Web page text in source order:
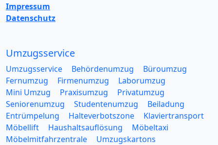
Impressum
Datenschutz
Umzugsservice
Umzugsservice Behördenumzug
Büroumzug
Fernumzug
Firmenumzug
Laborumzug
Mini Umzug
Praxisumzug
Privatumzug
Seniorenumzug
Studentenumzug
Beiladung
Entrümpelung
Halteverbotszone
Klaviertransport
Möbellift
Haushaltsauflösung
Möbeltaxi
Möbelmitfahrzentrale
Umzugskartons